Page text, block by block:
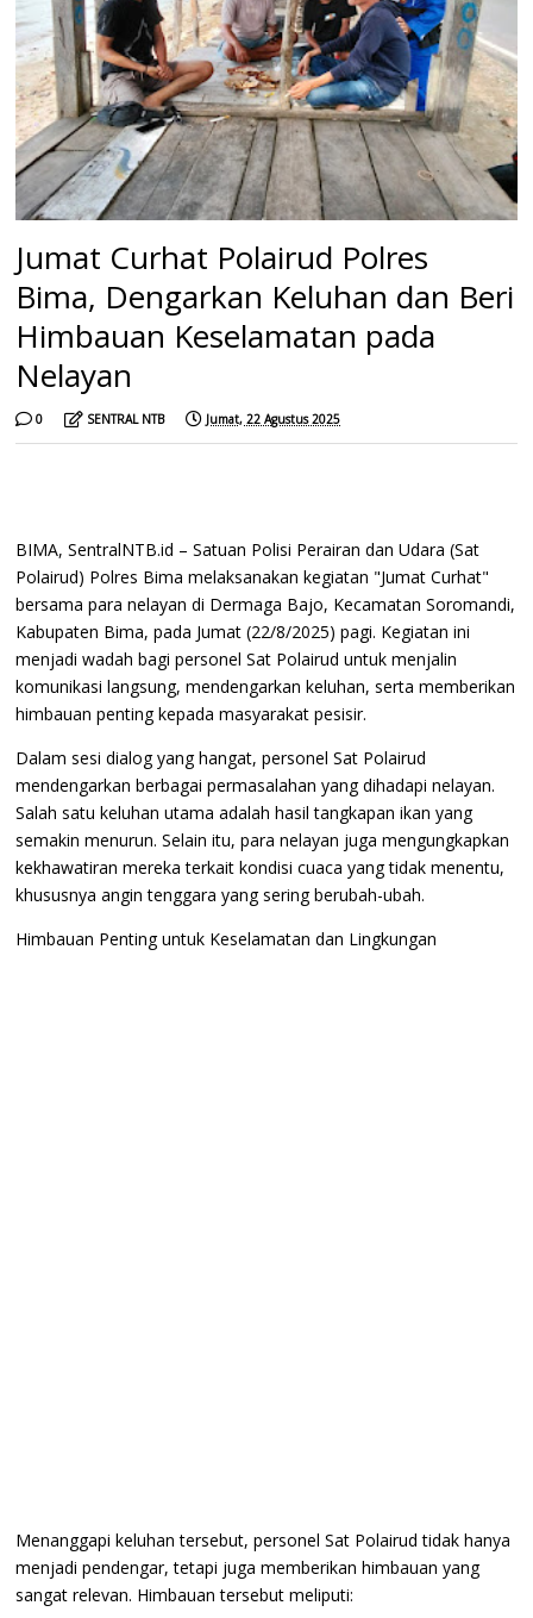
Jumat Curhat Polairud Polres
Bima, Dengarkan Keluhan dan Beri
Himbauan Keselamatan pada
Nelayan
0 SENTRAL NTB Jumat, 22 Agustus 2025
BIMA, SentralNTB.id – Satuan Polisi Perairan dan Udara (Sat
Polairud) Polres Bima melaksanakan kegiatan "Jumat Curhat"
bersama para nelayan di Dermaga Bajo, Kecamatan Soromandi,
Kabupaten Bima, pada Jumat (22/8/2025) pagi. Kegiatan ini
menjadi wadah bagi personel Sat Polairud untuk menjalin
komunikasi langsung, mendengarkan keluhan, serta memberikan
himbauan penting kepada masyarakat pesisir.
​Dalam sesi dialog yang hangat, personel Sat Polairud
mendengarkan berbagai permasalahan yang dihadapi nelayan.
Salah satu keluhan utama adalah hasil tangkapan ikan yang
semakin menurun. Selain itu, para nelayan juga mengungkapkan
kekhawatiran mereka terkait kondisi cuaca yang tidak menentu,
khususnya angin tenggara yang sering berubah-ubah.
​Himbauan Penting untuk Keselamatan dan Lingkungan
​Menanggapi keluhan tersebut, personel Sat Polairud tidak hanya
menjadi pendengar, tetapi juga memberikan himbauan yang
sangat relevan. Himbauan tersebut meliputi: